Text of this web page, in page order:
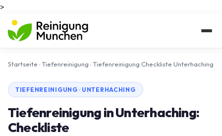
>
Startseite ›Tiefenreinigung ›Tiefenreinigung Checkliste Unterhaching
TIEFENREINIGUNG · UNTERHACHING
Tiefenreinigung in Unterhaching:
Checkliste